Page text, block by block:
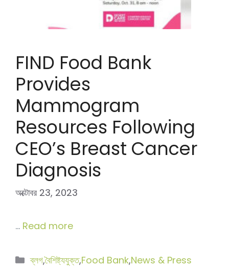
FIND Food Bank
Provides
Mammogram
Resources Following
CEO’s Breast Cancer
Diagnosis
অক্টোবর 23, 2023
… Read more
বিভাগ
ব্লগ,বৈশিষ্ট্যযুক্ত,Food Bank,News & Press